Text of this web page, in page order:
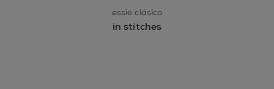
essie clásico
in stitches